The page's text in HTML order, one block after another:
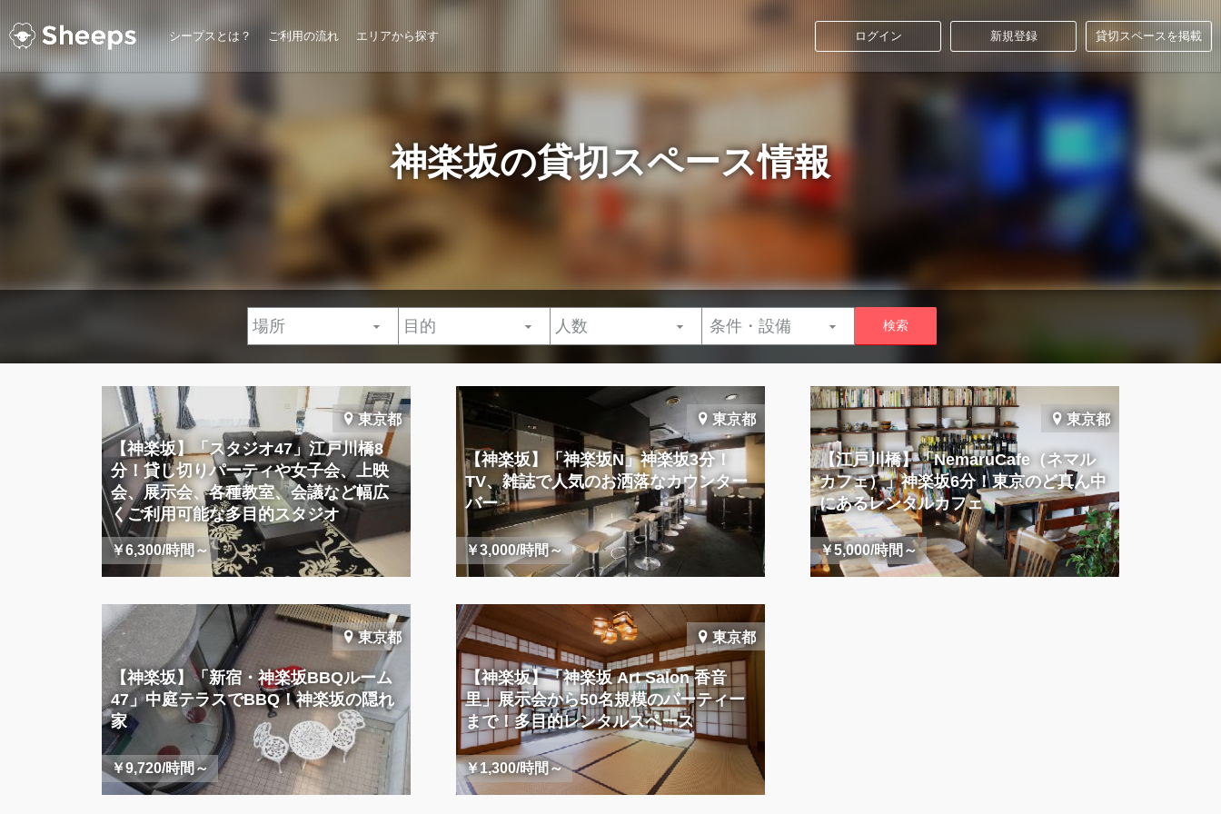
シープスとは？ ご利用の流れ エリアから探す ログイン 新規登録 貸切スペースを掲載
神楽坂の貸切スペース情報
条件・設備
【神楽坂】「スタジオ47」江戸川橋8
分！貸し切りパーティや女子会、上映
会、展示会、各種教室、会議など幅広
くご利用可能な多目的スタジオ
￥6,300/時間～
東京都
【神楽坂】「神楽坂N」神楽坂3分！
TV、雑誌で人気のお洒落なカウンター
バー
￥3,000/時間～
東京都
【江戸川橋】「NemaruCafe（ネマル
カフェ）」神楽坂6分！東京のど真ん中
にあるレンタルカフェ
￥5,000/時間～
東京都
【神楽坂】「新宿・神楽坂BBQルーム
47」中庭テラスでBBQ！神楽坂の隠れ
家
￥9,720/時間～
東京都
【神楽坂】「神楽坂 Art Salon 香音
里」展示会から50名規模のパーティー
まで！多目的レンタルスペース
￥1,300/時間～
東京都